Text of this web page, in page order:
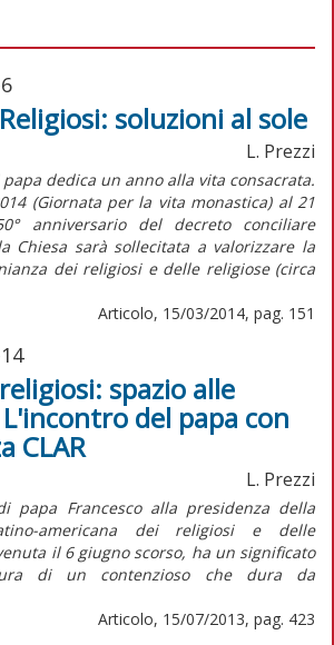
soluzioni al sole
L. Prezzi
dedica un anno alla vita consacrata.
(Giornata per la vita monastica) al 21
anniversario del decreto conciliare
Chiesa sarà sollecitata a valorizzare la
dei religiosi e delle religiose (circa
Articolo, 15/03/2014, pag. 151
spazio alle
del papa con
CLAR
L. Prezzi
papa Francesco alla presidenza della
americana dei religiosi e delle
il 6 giugno scorso, ha un significato
di un contenzioso che dura da
Articolo, 15/07/2013, pag. 423